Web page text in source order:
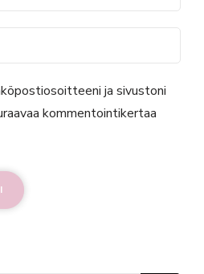
ja sivustoni
kommentointikertaa